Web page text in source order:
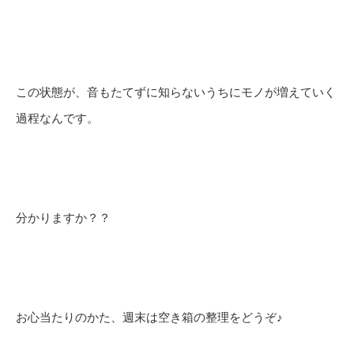
この状態が、音もたてずに知らないうちにモノが増えていく
過程なんです。
分かりますか？？
お心当たりのかた、週末は空き箱の整理をどうぞ♪